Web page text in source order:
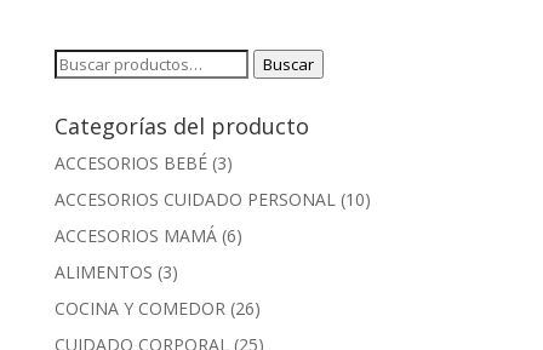
Buscar
Buscar
Categorías del producto
ACCESORIOS BEBÉ (3)
ACCESORIOS CUIDADO PERSONAL (10)
ACCESORIOS MAMÁ (6)
ALIMENTOS (3)
COCINA Y COMEDOR (26)
CUIDADO CORPORAL (25)